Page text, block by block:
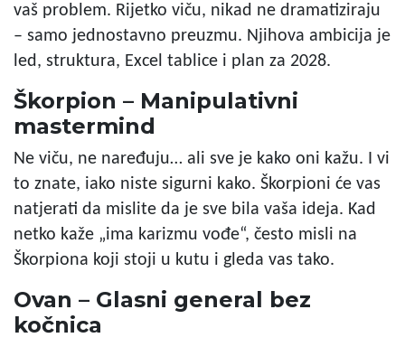
vaš problem. Rijetko viču, nikad ne dramatiziraju
– samo jednostavno preuzmu. Njihova ambicija je
led, struktura, Excel tablice i plan za 2028.
Škorpion – Manipulativni
mastermind
Ne viču, ne naređuju… ali sve je kako oni kažu. I vi
to znate, iako niste sigurni kako. Škorpioni će vas
natjerati da mislite da je sve bila vaša ideja. Kad
netko kaže „ima karizmu vođe“, često misli na
Škorpiona koji stoji u kutu i gleda vas tako.
Ovan – Glasni general bez
kočnica